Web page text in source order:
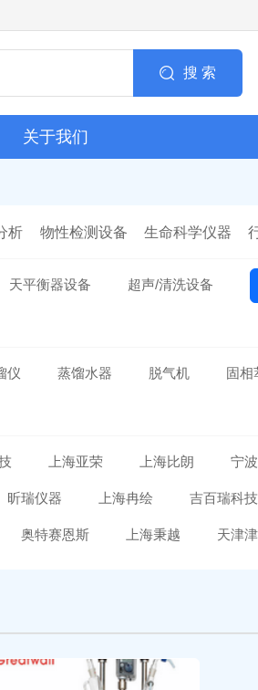
搜 索
关于我们
析 物性检测设备 生命科学仪器
天平衡器设备 超声/清洗设备
仪 蒸馏水器 脱气机 固相
上海亚荣 上海比朗 宁
昕瑞仪器 上海冉绘 吉百瑞科技
奥特赛恩斯 上海秉越 天津